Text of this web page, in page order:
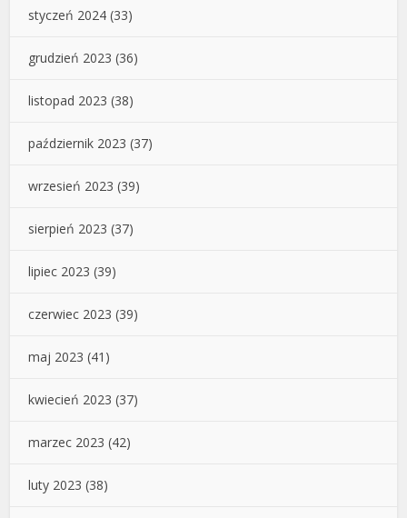
styczeń 2024 (33)
grudzień 2023 (36)
listopad 2023 (38)
październik 2023 (37)
wrzesień 2023 (39)
sierpień 2023 (37)
lipiec 2023 (39)
czerwiec 2023 (39)
maj 2023 (41)
kwiecień 2023 (37)
marzec 2023 (42)
luty 2023 (38)